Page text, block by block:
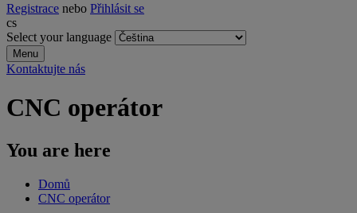
Registrace nebo Přihlásit se
cs
Select your language
Menu
Kontaktujte nás
CNC operátor
You are here
Domů
CNC operátor